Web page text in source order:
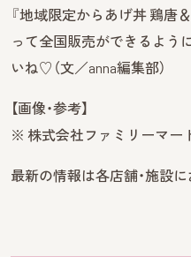
『地域限定からあげ丼 鶏唐
って全国販売ができるよう
いね♡（文／anna編集部）
【画像・参考】
※ 株式会社ファミリーマー
最新の情報は各店舗・施設